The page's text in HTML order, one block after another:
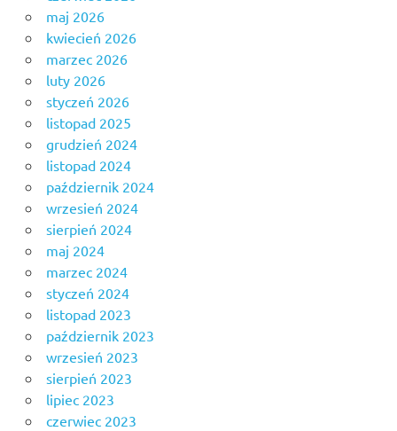
maj 2026
kwiecień 2026
marzec 2026
luty 2026
styczeń 2026
listopad 2025
grudzień 2024
listopad 2024
październik 2024
wrzesień 2024
sierpień 2024
maj 2024
marzec 2024
styczeń 2024
listopad 2023
październik 2023
wrzesień 2023
sierpień 2023
lipiec 2023
czerwiec 2023